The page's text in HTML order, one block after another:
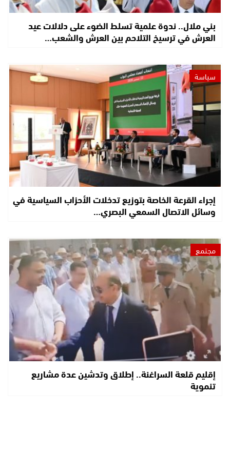
بني ملال.. ندوة علمية تسلط الضوء على دلالات عيد
العرش في ترسيخ التلاحم بين العرش والشعب…
سياسة
إجراء القرعة الخاصة بتوزيع تدخلات الأحزاب السياسية في
وسائل الاتصال السمعي البصري…
مجتمع
إقليم قلعة السراغنة.. إطلاق وتدشين عدة مشاريع
تنموية